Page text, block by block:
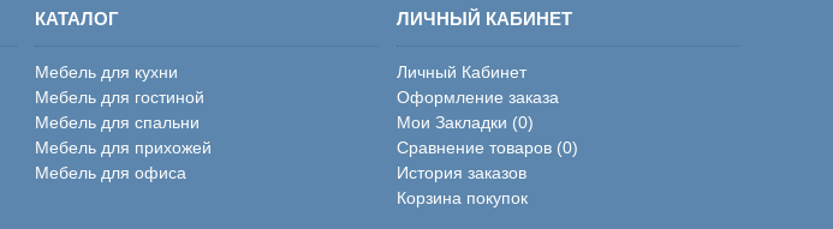
КАТАЛОГ
Мебель для кухни
Мебель для гостиной
Мебель для спальни
Мебель для прихожей
Мебель для офиса
ЛИЧНЫЙ КАБИНЕТ
Личный Кабинет
Оформление заказа
Мои Закладки (0)
Сравнение товаров (0)
История заказов
Корзина покупок